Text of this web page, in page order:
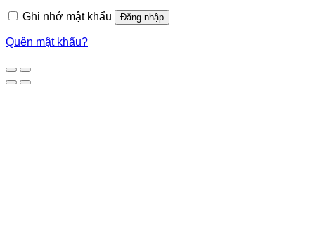
Ghi nhớ mật khẩu Đăng nhập
Quên mật khẩu?